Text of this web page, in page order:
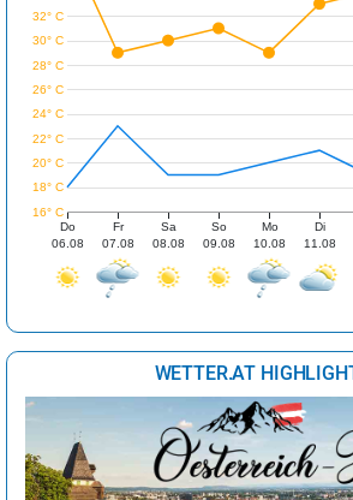
Do
06.08
Fr
07.08
Sa
08.08
So
09.08
Mo
10.08
Di
11.08
16° C
18° C
20° C
22° C
24° C
26° C
28° C
30° C
32° C
WETTER.AT